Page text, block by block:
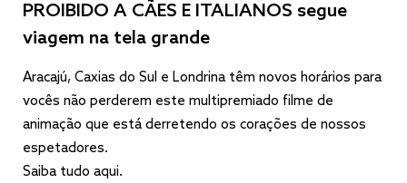
PROIBIDO A CÃES E ITALIANOS segue
viagem na tela grande
Aracajú, Caxias do Sul e Londrina têm novos horários para
vocês não perderem este multipremiado filme de
animação que está derretendo os corações de nossos
espetadores.
Saiba tudo aqui.